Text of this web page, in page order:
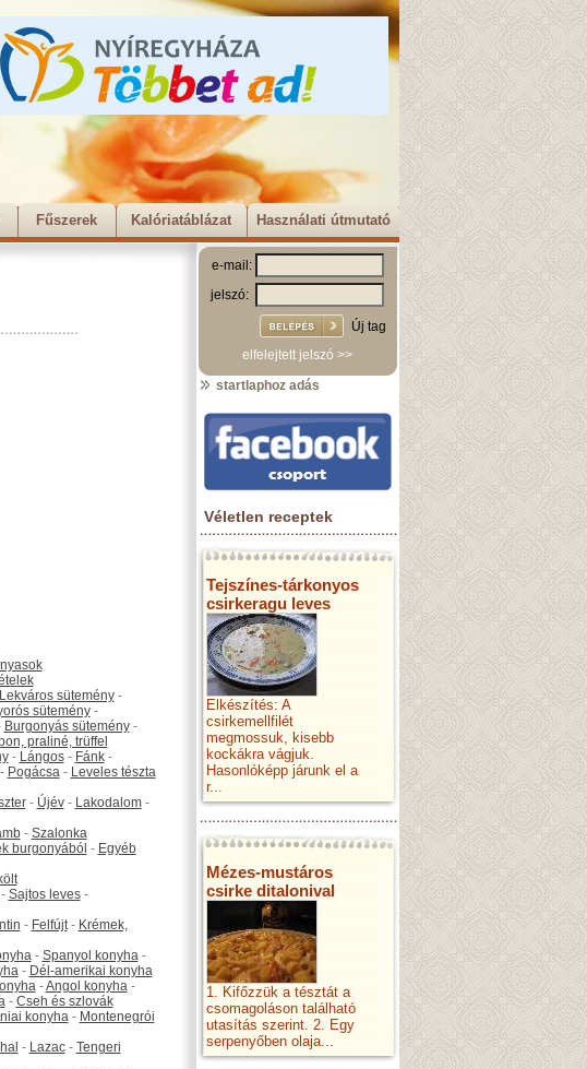
Fűszerek Kalóriatáblázat Használati útmutató
Lekváros sütemény-
sütemény-
Burgonyás sütemény-
praliné, trüffel
- Lángos- Fánk-
Pogácsa- Leveles tészta
- Újév- Lakodalom-
- Szalonka
burgonyából - Egyéb
Sajtos leves-
- Felfújt- Krémek,
- Spanyol konyha-
- Dél-amerikai konyha
-Angol konyha-
- Cseh és szlovák
konyha- Montenegrói
- Lazac- Tengeri
e-mail:
jelszó:
Új tag
elfelejtett jelszó >>
startlaphoz adás
Véletlen receptek
Tejszínes-tárkonyos
csirkeragu leves
Elkészítés: A
csirkemellfilét
megmossuk, kisebb
kockákra vágjuk.
Hasonlóképp járunk el a
r...
Mézes-mustáros
csirke ditalonival
1. Kifőzzük a tésztát a
csomagoláson található
utasítás szerint. 2. Egy
serpenyőben olaja...